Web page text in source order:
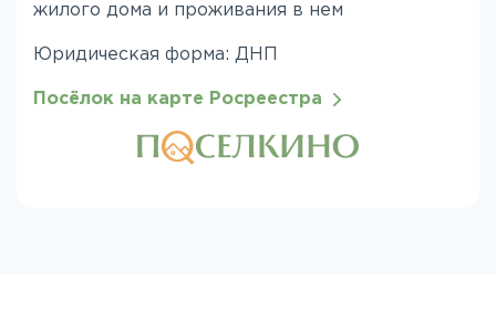
жилого дома и проживания в нем
Юридическая форма: ДНП
Посёлок на карте Росреестра